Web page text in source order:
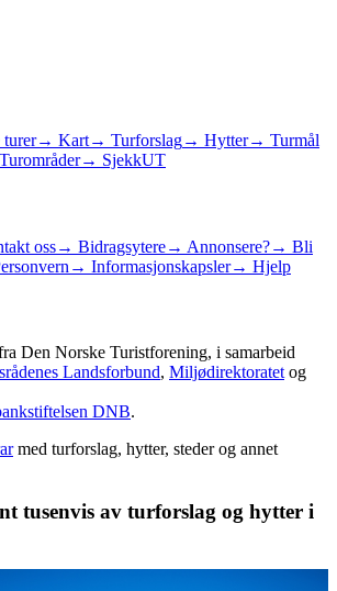
→ Kart→ Turforslag→ Hytter→ Turmål
→ SjekkUT
oss→ Bidragsytere→ Annonsere?→ Bli
→ Informasjonskapsler→ Hjelp
Den Norske Turistforening, i samarbeid
Landsforbund, Miljødirektoratet og
DNB.
med turforslag, hytter, steder og annet
tusenvis av turforslag og hytter i